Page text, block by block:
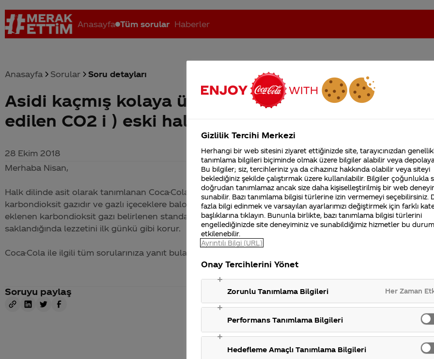
Anasayfa Tüm sorular Haberler
Coca-Cola nerenin malı? Coca cola İsrail malı mı Yani ... Coca-Cola'nın Filistin'de fabr... Coca-Cola’yı kim buldu?
Anasayfa Sorular Soru detayları
Asidi kaçmış kolaya üflersek(solunum sonucu elde
edilen CO2 i ) eski haline döner mi?
28 Ekim 2018
Merhaba Nisan,
Halk dilinde asit olarak tanımlanan Coca-Cola
'nın kabarcıkları asit değil, bazı maden sularında da doğal
karbondioksit gazıdır ve gazlı içeceklere baloncuklu etkiyi vermek için eklenir. Üretim sırasında Coca-Cola
eklenen karbondioksit gazı belirlenen standartlar dahilindedir. Tüm gıda maddeleri gibi uygun koşullarda
saklandığında lezzetini ilk günkü gibi korur.
Coca-Cola ile ilgili tüm sorularınıza yanıt bulabileceğiniz Merak Ettim sitemizi ziyaret ettiğiniz için teşekkür
Soruyu paylaş Karbondioksit
4355 Soru
Coca-Cola Şirketi
merak ettikleriniz.
Fabrikalarımız,
sertifikalarımız, faaliyet
gösterdiğimiz ülkeler,
tarihçemiz ve daha
Gizlilik Tercihi Merkezi
Herhangi bir web sitesini ziyaret ettiğinizde site, tarayıcınızdan
tanımlama bilgileri biçiminde olmak üzere bilgiler alabilir veya
Bu bilgiler; siz, tercihleriniz ya da cihazınız hakkında olabilir veya siteyi
beklediğiniz şekilde çalıştırmak üzere kullanılabilir. Bilgiler çoğunlukla
doğrudan tanımlamaz ancak size daha kişiselleştirilmiş bir web
sunabilir. Bazı tanımlama bilgisi türlerine izin vermemeyi seçebilirsiniz.
fazla bilgi edinmek ve varsayılan ayarlarımızı değiştirmek için farklı
başlıklarına tıklayın. Bununla birlikte, bazı tanımlama bilgisi türlerini
engellediğinizde site deneyiminiz ve sunabildiğimiz hizmetler bu
etkilenebilir.
Ayrıntılı Bilgi (URL)
Onay Tercihlerini Yönet
Zorunlu Tanımlama Bilgileri Her Zaman
Performans Tanımlama Bilgileri
Hedefleme Amaçlı Tanımlama Bilgileri